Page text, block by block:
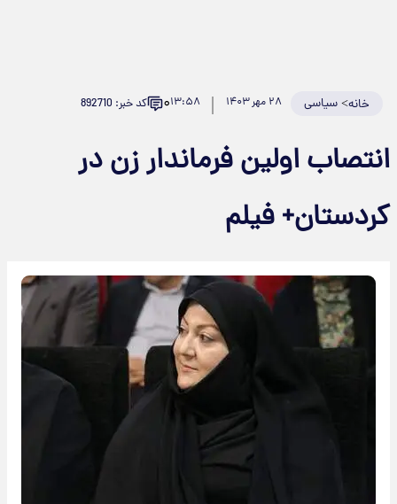
خانه>سیاسی ۲۸ مهر ۱۴۰۳ ۱۳:۵۸۰ کد خبر: 892710
اولین فرماندار زن در
فیلم